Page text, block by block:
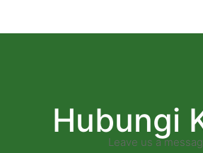
Hubungi
Leave us a